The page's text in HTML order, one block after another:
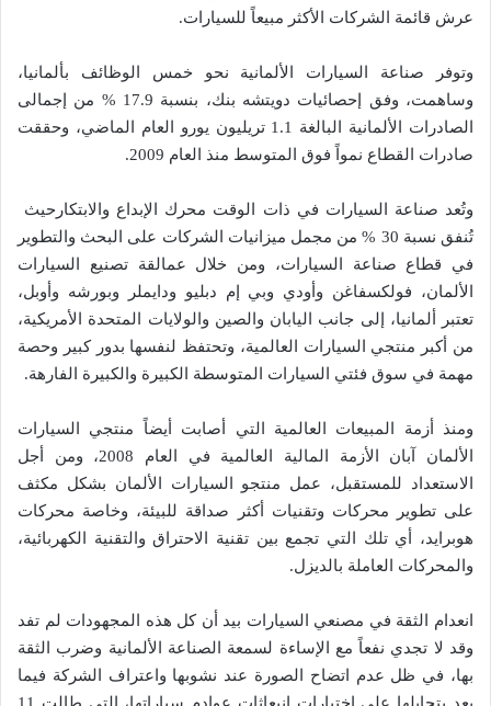
عرش قائمة الشركات الأكثر مبيعاً للسيارات.
وتوفر صناعة السيارات الألمانية نحو خمس الوظائف بألمانيا،
وساهمت، وفق إحصائيات دويتشه بنك، بنسبة 17.9 % من إجمالى
الصادرات الألمانية البالغة 1.1 تريليون يورو العام الماضي، وحققت
صادرات القطاع نمواً فوق المتوسط منذ العام 2009.
وتُعد صناعة السيارات في ذات الوقت محرك الإبداع والابتكارحيث
تُنفق نسبة 30 % من مجمل ميزانيات الشركات على البحث والتطوير
في قطاع صناعة السيارات، ومن خلال عمالقة تصنيع السيارات
الألمان، فولكسفاغن وأودي وبي إم دبليو ودايملر وبورشه وأوبل،
تعتبر ألمانيا، إلى جانب اليابان والصين والولايات المتحدة الأمريكية،
من أكبر منتجي السيارات العالمية، وتحتفظ لنفسها بدور كبير وحصة
مهمة في سوق فئتي السيارات المتوسطة الكبيرة والكبيرة الفارهة.
ومنذ أزمة المبيعات العالمية التي أصابت أيضاً منتجي السيارات
الألمان آبان الأزمة المالية العالمية في العام 2008، ومن أجل
الاستعداد للمستقبل، عمل منتجو السيارات الألمان بشكل مكثف
على تطوير محركات وتقنيات أكثر صداقة للبيئة، وخاصة محركات
هوبرايد، أي تلك التي تجمع بين تقنية الاحتراق والتقنية الكهربائية،
والمحركات العاملة بالديزل.
انعدام الثقة في مصنعي السيارات بيد أن كل هذه المجهودات لم تفد
وقد لا تجدي نفعاً مع الإساءة لسمعة الصناعة الألمانية وضرب الثقة
بها، في ظل عدم اتضاح الصورة عند نشوبها واعتراف الشركة فيما
بعد بتحايلها على اختبارات انبعاثات عوادم سياراتها، التي طالت 11